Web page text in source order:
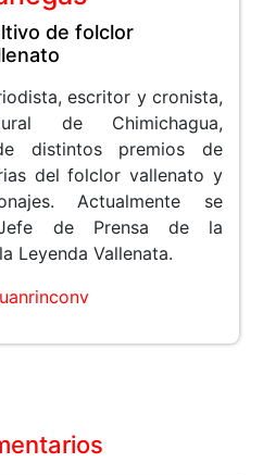
de folclor
escritor y cronista,
de Chimichagua,
distintos premios de
del folclor vallenato y
Actualmente se
Jefe de Prensa de la
Leyenda Vallenata.